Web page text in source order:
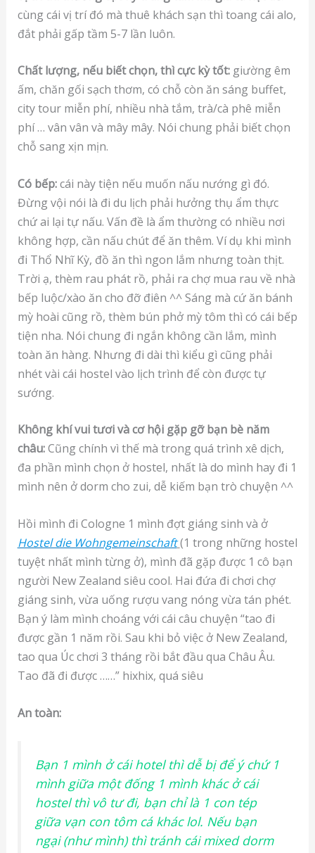
cùng cái vị trí đó mà thuê khách sạn thì toang cái alo,
đắt phải gấp tầm 5-7 lần luôn.
Chất lượng, nếu biết chọn, thì cực kỳ tốt: giường êm
ấm, chăn gối sạch thơm, có chỗ còn ăn sáng buffet,
city tour miễn phí, nhiều nhà tắm, trà/cà phê miễn
phí … vân vân và mây mây. Nói chung phải biết chọn
chỗ sang xịn mịn.
Có bếp:cái này tiện nếu muốn nấu nướng gì đó.
Đừng vội nói là đi du lịch phải hưởng thụ ẩm thực
chứ ai lại tự nấu. Vấn đề là ẩm thường có nhiều nơi
không hợp, cần nấu chút để ăn thêm. Ví dụ khi mình
đi Thổ Nhĩ Kỳ, đồ ăn thì ngon lắm nhưng toàn thịt.
Trời ạ, thèm rau phát rồ, phải ra chợ mua rau về nhà
bếp luộc/xào ăn cho đỡ điên ^^ Sáng mà cứ ăn bánh
mỳ hoài cũng rồ, thèm bún phở mỳ tôm thì có cái bếp
tiện nha. Nói chung đi ngắn không cần lắm, mình
toàn ăn hàng. Nhưng đi dài thì kiểu gì cũng phải
nhét vài cái hostel vào lịch trình để còn được tự
sướng.
Không khí vui tươi và cơ hội gặp gỡ bạn bè năm
châu:Cũng chính vì thế mà trong quá trình xê dịch,
đa phần mình chọn ở hostel, nhất là do mình hay đi 1
mình nên ở dorm cho zui, dễ kiếm bạn trò chuyện ^^
Hồi mình đi Cologne 1 mình đợt giáng sinh và ở
Hostel die Wohngemeinschaft(1 trong những hostel
tuyệt nhất mình từng ở), mình đã gặp được 1 cô bạn
người New Zealand siêu cool. Hai đứa đi chơi chợ
giáng sinh, vừa uống rượu vang nóng vừa tán phét.
Bạn ý làm mình choáng với cái câu chuyện “tao đi
được gần 1 năm rồi. Sau khi bỏ việc ở New Zealand,
tao qua Úc chơi 3 tháng rồi bắt đầu qua Châu Âu.
Tao đã đi được ……” hixhix, quá siêu
An toàn:
Bạn 1 mình ở cái hotel thì dễ bị để ý chứ 1
mình giữa một đống 1 mình khác ở cái
hostel thì vô tư đi, bạn chỉ là 1 con tép
giữa vạn con tôm cá khác lol. Nếu bạn
ngại (như mình) thì tránh cái mixed dorm